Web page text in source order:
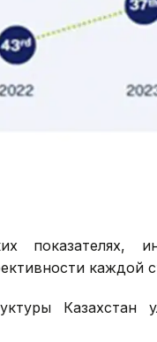
показателях,
каждой
Казахстан